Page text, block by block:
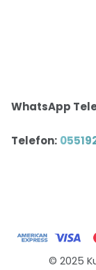
WhatsApp
Telefon:
© 2025